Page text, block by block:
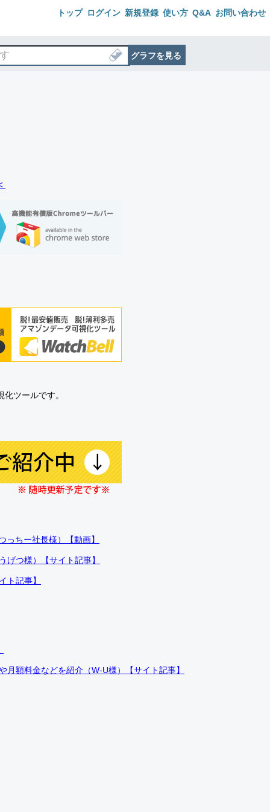
トップ ログイン 新規登録 使い方 Q&A お問い合わせ
グラフを見る
ツールです。
ちー社長様）【動画】
げつ様）【サイト記事】
ト記事】
額料金などを紹介（W-U様）【サイト記事】